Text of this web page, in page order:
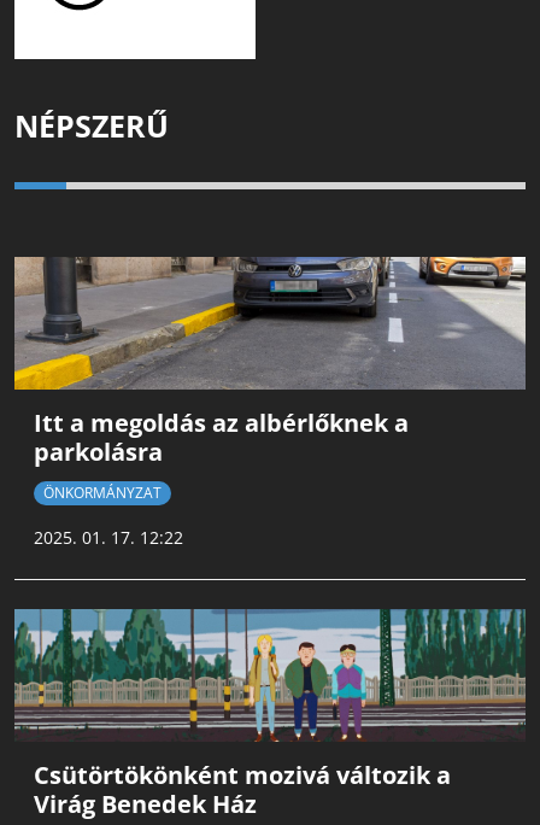
NÉPSZERŰ
Itt a megoldás az albérlőknek a
parkolásra
ÖNKORMÁNYZAT
2025. 01. 17. 12:22
Csütörtökönként mozivá változik a
Virág Benedek Ház